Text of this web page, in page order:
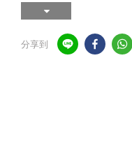
分享到